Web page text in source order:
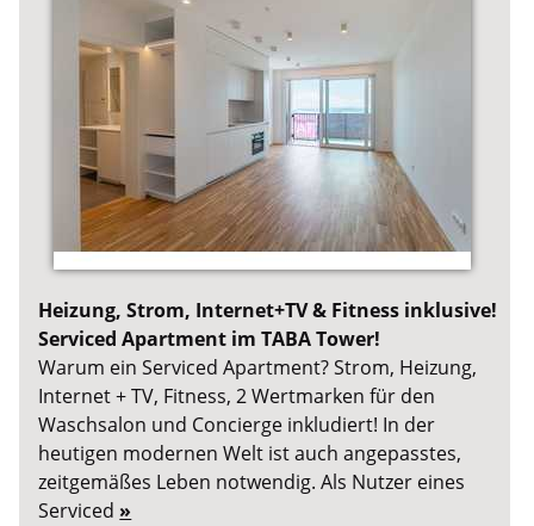
Heizung, Strom, Internet+TV & Fitness inklusive!
Serviced Apartment im TABA Tower!
Warum ein Serviced Apartment? Strom, Heizung,
Internet + TV, Fitness, 2 Wertmarken für den
Waschsalon und Concierge inkludiert! In der
heutigen modernen Welt ist auch angepasstes,
zeitgemäßes Leben notwendig. Als Nutzer eines
Serviced »